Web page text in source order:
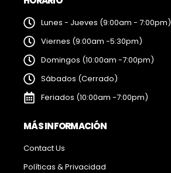
Lunes - Jueves (9:00am - 7:00pm)
Viernes (9:00am -5:30pm)
Domingos (10:00am -7:00pm)
Sábados (Cerrado)
Feriados (10:00am -7:00pm)
MÁS INFORMACIÓN
Contact Us
Políticas & Privacidad